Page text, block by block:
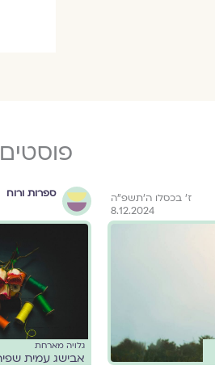
ז׳ בכסלו ה׳תשפ״ה
8.12.2024
ספרות ורוח
גלויה מארחת
אבישג עמית